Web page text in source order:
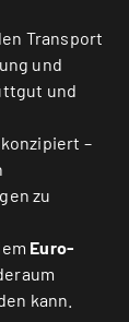
Transport
und
und
konzipiert –
zu
Euro-
kann.